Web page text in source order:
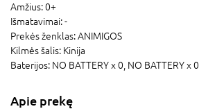
Amžius:0+
Išmatavimai:-
Prekės ženklas:ANIMIGOS
Kilmės šalis: Kinija
Baterijos: NO BATTERY x 0, NO BATTERY x 0
Apie prekę